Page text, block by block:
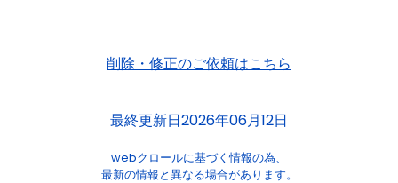
削除・修正のご依頼はこちら
最終更新日2026年06月12日
webクロールに基づく情報の為、
最新の情報と異なる場合があります。